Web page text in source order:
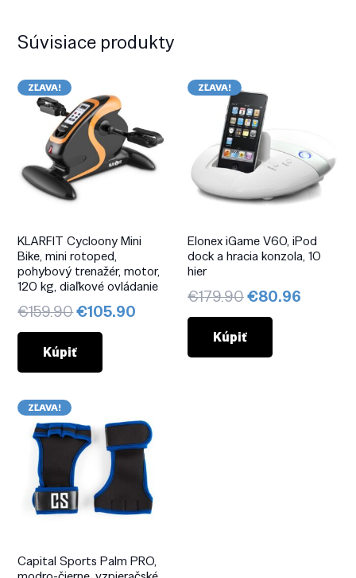
Súvisiace produkty
ZĽAVA!
KLARFIT Cycloony Mini
Bike, mini rotoped,
pohybový trenažér, motor,
120 kg, diaľkové ovládanie
€159.90Pôvodná
cena
bola:
€159.90.
€105.90
Kúpiť
ZĽAVA!
Elonex iGame V60, iPod
dock a hracia konzola, 10
hier
€179.90Pôvodná
cena
bola:
€179.90.
€80.96
Kúpiť
ZĽAVA!
Capital Sports Palm PRO,